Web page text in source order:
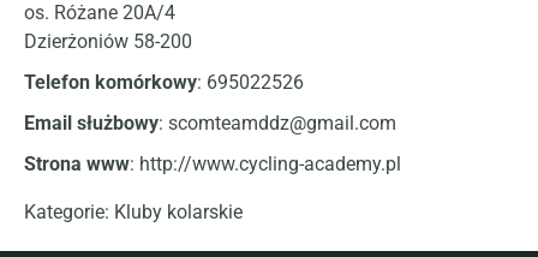
os. Różane 20A/4
Dzierżoniów 58-200
Telefon komórkowy: 695022526
Email służbowy: scomteamddz@gmail.com
Strona www: http://www.cycling-academy.pl
Kategorie: Kluby kolarskie